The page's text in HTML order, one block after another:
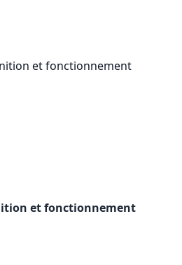
et fonctionnement